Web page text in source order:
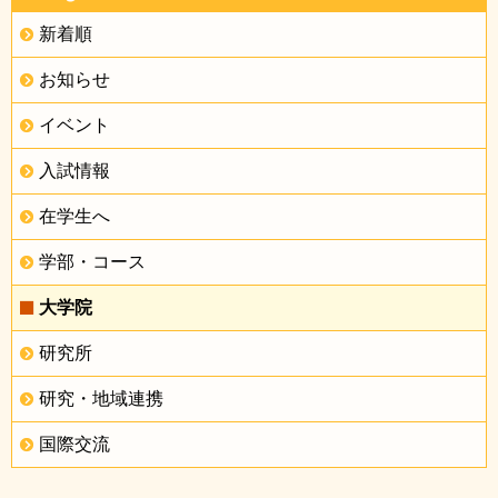
新着順
お知らせ
イベント
入試情報
在学生へ
学部・コース
大学院
研究所
研究・地域連携
国際交流